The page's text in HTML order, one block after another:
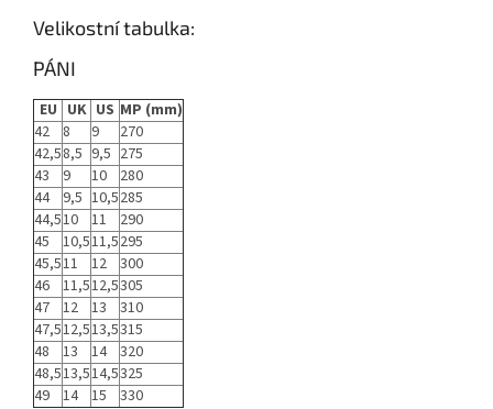
Velikostní tabulka:
PÁNI
EU UK US MP (mm)
42 8 9
270
42,58,5 9,5 275
43
9 10
280
44 9,5 10,5285
44,510 11
290
45
10,511,5295
45,511 12 300
46 11,512,5305
47 12 13
310
47,512,513,5315
48
13 14 320
48,513,514,5325
49 14 15 330